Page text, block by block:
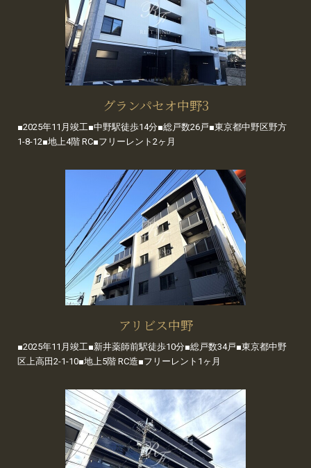
グランパセオ中野3
■2025年11月竣工■中野駅徒歩14分■総戸数26戸■東京都中野区野方
1-8-12■地上4階 RC■フリーレント2ヶ月
アリビス中野
■2025年11月竣工■新井薬師前駅徒歩10分■総戸数34戸■東京都中野
区上高田2-1-10■地上5階 RC造■フリーレント1ヶ月